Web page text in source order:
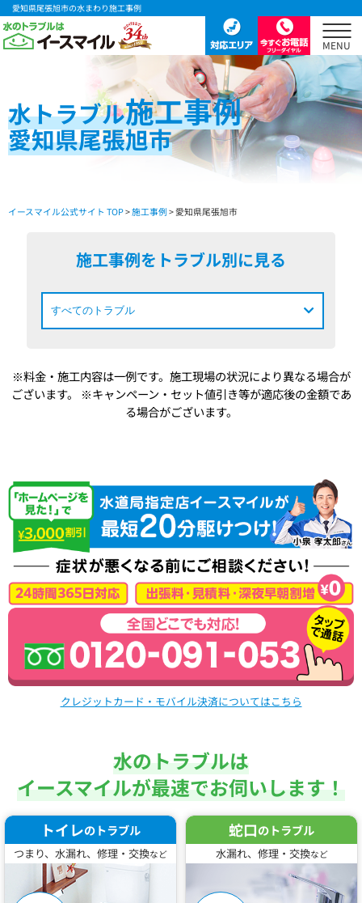
愛知県尾張旭市の水まわり施工事例
水トラブル施工事例
愛知県尾張旭市
イースマイル公式サイト TOP>施工事例 > 愛知県尾張旭市
施工事例をトラブル別に見る
※料金・施工内容は一例です。施工現場の状況により異なる場合が
ございます。
※キャンペーン・セット値引き等が適応後の金額であ
る場合がございます。
クレジットカード・モバイル決済についてはこちら
水のトラブルは
イースマイルが最速でお伺いします！
トイレのトラブル
つまり、水漏れ、修理・交換など
蛇口のトラブル
水漏れ、修理・交換など